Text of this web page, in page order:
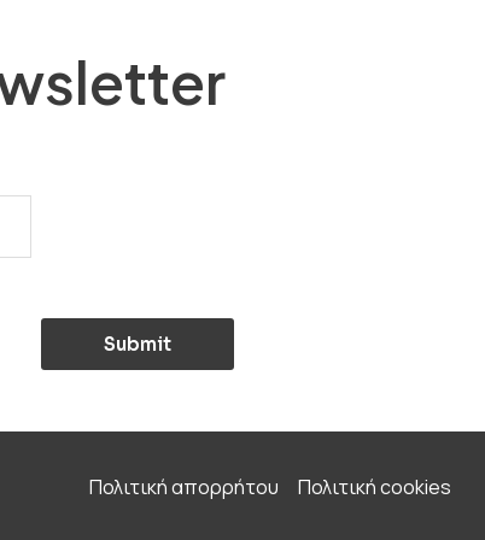
Submit
Πολιτική απορρήτου Πολιτική cookies